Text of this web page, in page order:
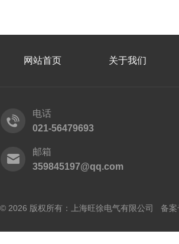
网站首页 关于我们
电话
021-56479693
邮箱
359845197@qq.com
© 2026 版权所有：上海旺徐电气有限公司 备案